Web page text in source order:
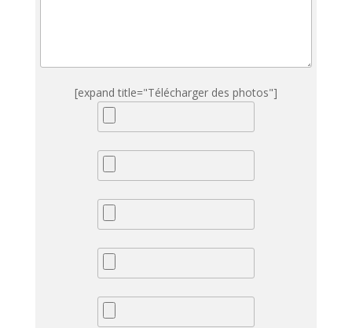
[expand title="Télécharger des photos"]